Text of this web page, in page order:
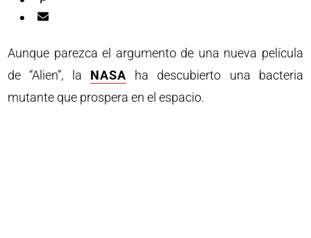
Aunque parezca el argumento de una nueva película
de “Alien”, la NASA ha descubierto una bacteria
mutante que prospera en el espacio.